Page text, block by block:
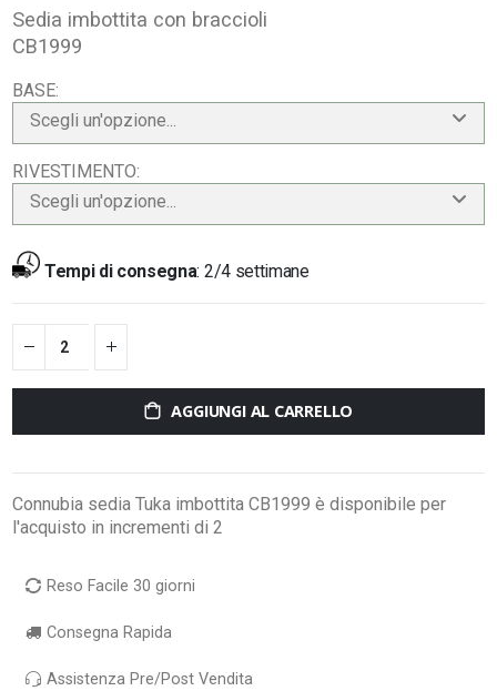
Sedia imbottita con braccioli
CB1999
BASE
Scegli un'opzione...
RIVESTIMENTO
Scegli un'opzione...
Tempi di consegna: 2/4 settimane
AGGIUNGI AL CARRELLO
Connubia sedia Tuka imbottita CB1999 è disponibile per
l'acquisto in incrementi di 2
Reso Facile 30 giorni
Consegna Rapida
Assistenza Pre/Post Vendita